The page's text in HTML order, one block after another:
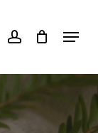
search account Menu
Close